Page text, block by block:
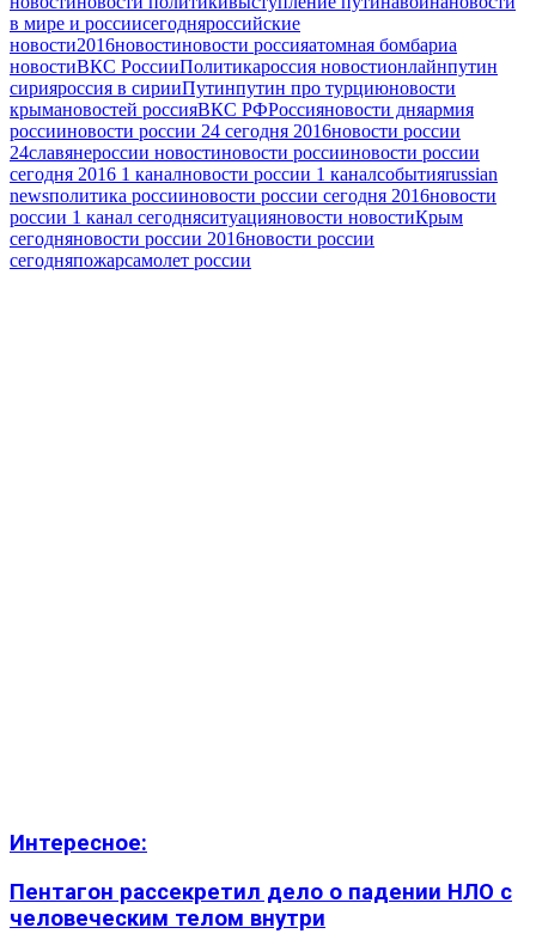
в мире и россиисегодняроссийские
новости2016новостиновости россияатомная бомбариа
новостиВКС РоссииПолитикароссия новостионлайнпутин
сирияроссия в сирииПутинпутин про турциюновости
крымановостей россияВКС РФРоссияновости дняармия
россииновости россии 24 сегодня 2016новости россии
24славянероссии новостиновости россииновости россии
сегодня 2016 1 каналновости россии 1 каналсобытияrussian
newsполитика россииновости россии сегодня 2016новости
россии 1 канал сегодняситуацияновости новостиКрым
сегодняновости россии 2016новости россии
сегодняпожарсамолет россии
Интересное:
Пентагон рассекретил дело о падении НЛО с
человеческим телом внутри